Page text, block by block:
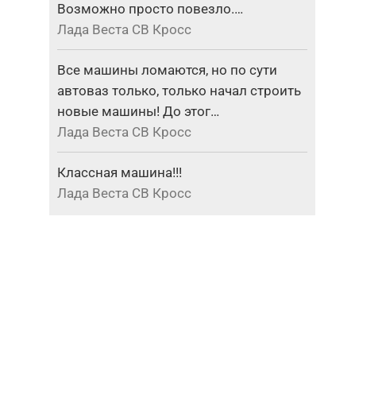
Возможно просто повезло.…
Лада Веста СВ Кросс
Все машины ломаются, но по сути
автоваз только, только начал строить
новые машины! До этог…
Лада Веста СВ Кросс
Классная машина!!!
Лада Веста СВ Кросс